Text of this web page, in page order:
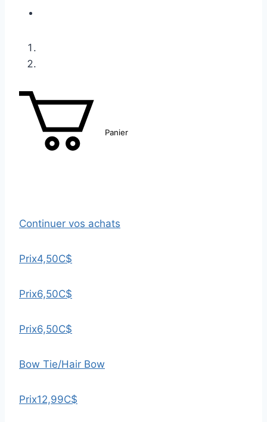
Panier
Continuer vos achats
Prix4,50C$
Prix6,50C$
Prix6,50C$
Bow Tie/Hair Bow
Prix12,99C$